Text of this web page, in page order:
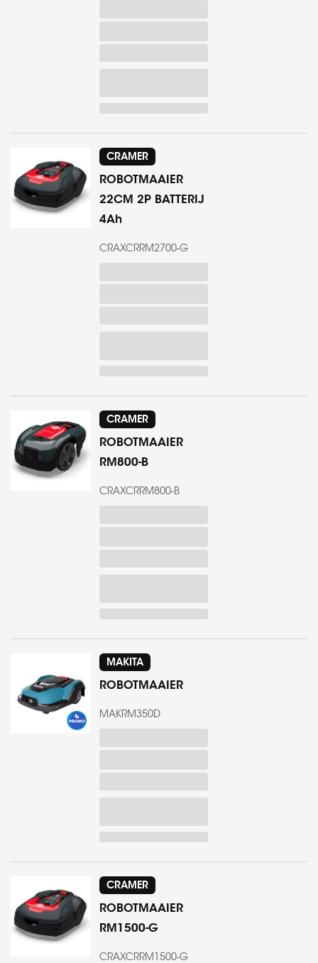
CRAMER
ROBOTMAAIER
22CM 2P BATTERIJ
4Ah
CRAXCRRM2700-G
CRAMER
ROBOTMAAIER
RM800-B
CRAXCRRM800-B
MAKITA
ROBOTMAAIER
MAKRM350D
CRAMER
ROBOTMAAIER
RM1500-G
CRAXCRRM1500-G